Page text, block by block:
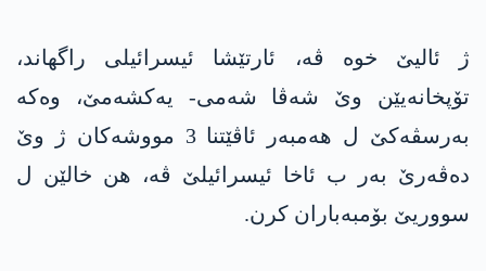
ژ ئالیێ خوە ڤە، ئارتێشا ئیسرائیلی راگهاند،
تۆپخانەیێن وێ شەڤا شەمی- یەکشەمێ، وەکە
بەرسڤەکێ ل هەمبەر ئاڤێتنا 3 مووشەکان ژ وێ
دەڤەرێ بەر ب ئاخا ئیسرائیلێ ڤە، هن خالێن ل
سووریێ بۆمبەباران کرن.